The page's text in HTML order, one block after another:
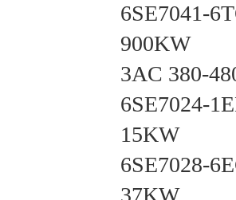
6SE7041-
900KW
3AC 380-
6SE7024-
15KW
6SE7028-
37KW